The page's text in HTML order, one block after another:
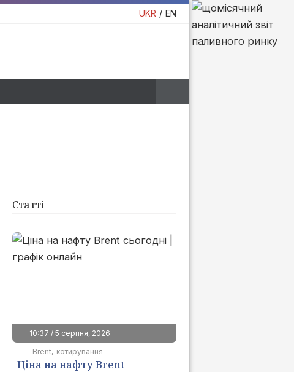
UKR EN
Статті
10:37 / 5 серпня, 2026
Brent котирування
Ціна на нафту Brent